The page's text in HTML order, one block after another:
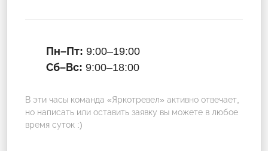
Пн–Пт: 9:00–19:00
Сб–Вс: 9:00–18:00
В эти часы команда «Яркотревел» активно отвечает,
но написать или оставить заявку вы можете в любое
время суток :)